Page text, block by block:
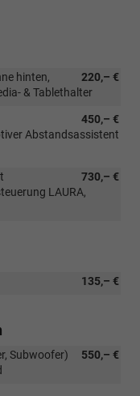
220,– €
hinten,
& Tablethalter
450,– €
Abstandsassistent
730,– €
LAURA,
135,– €
550,– €
Subwoofer)